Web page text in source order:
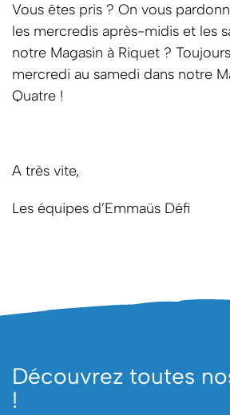
Vous êtes pris ? On vous
les mercredis après-midis et les
notre Magasin à Riquet ?
mercredi au samedi dans notre
Quatre !
A très vite,
Les équipes d’Emmaüs Défi
Découvrez toutes
!